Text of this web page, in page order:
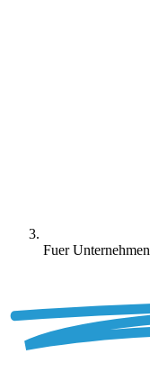
Fuer Unternehmen